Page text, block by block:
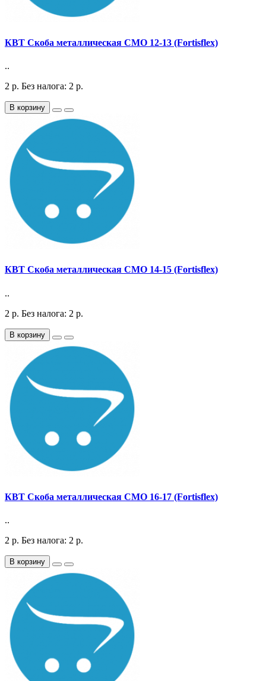
КВТ Скоба металлическая СМО 12-13 (Fortisflex)
..
2 р. Без налога: 2 р.
В корзину
КВТ Скоба металлическая СМО 14-15 (Fortisflex)
..
2 р. Без налога: 2 р.
В корзину
КВТ Скоба металлическая СМО 16-17 (Fortisflex)
..
2 р. Без налога: 2 р.
В корзину